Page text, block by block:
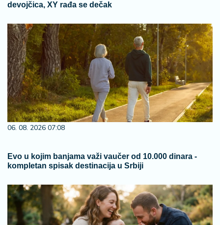
devojčica, XY rađa se dečak
06. 08. 2026 07:08
Evo u kojim banjama važi vaučer od 10.000 dinara -
kompletan spisak destinacija u Srbiji